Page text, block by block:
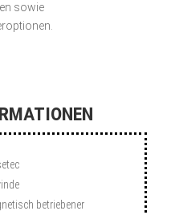
sowie
betriebener